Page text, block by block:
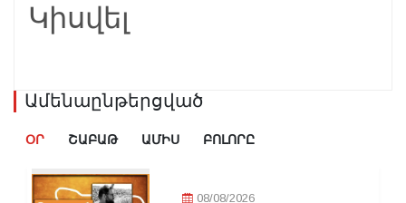
Կիսվել
Ամենաընթերցված
ՕՐ ՇԱԲԱԹ ԱՄԻՍ ԲՈԼՈՐԸ
08/08/2026